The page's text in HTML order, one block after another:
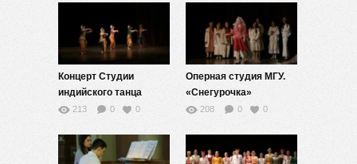
Концерт Студии
индийского танца
«Сарасвати»
213 0 0
Оперная студия МГУ.
«Снегурочка»
208 0 0